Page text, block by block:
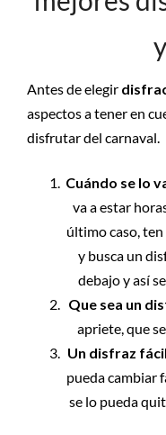
Antes de elegir
aspectos a tener en
disfrutar del carnaval.
Cuándo se lo
va a estar
último caso,
y busca un
debajo y así
Que sea un
apriete, que
Un disfraz
pueda cambiar
se lo pueda